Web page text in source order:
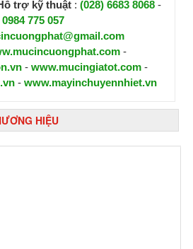
ỗ trợ kỹ thuật : (028) 6683 8068-
0984 775 057
-
- www.mucingiatot.com-
- www.mayinchuyennhiet.vn
HIỆU